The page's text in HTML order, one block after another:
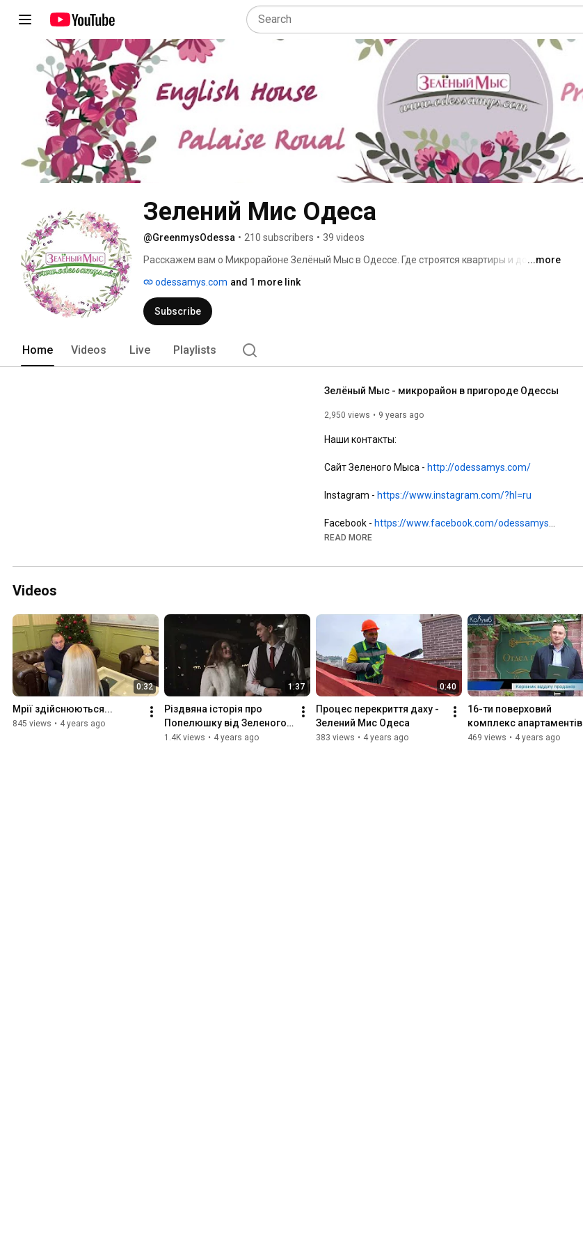
Зелений Мис Одеса
@GreenmysOdessa • 210 subscribers • 39 videos
Расскажем вам о Микрорайоне Зелёный Мыс в Одессе. Где строятся квартиры и дома с
качествам элитного жилья.
...more
odessamys.com and 1 more link
Subscribe
Home Videos Live Playlists
Зелёный Мыс - микрорайон в пригороде Одессы
2,950 views 9 years ago
Наши контакты:
Сайт Зеленого Мыса - http://odessamys.com/
Instagram - https://www.instagram.com/?hl=ru
Facebook - https://www.facebook.com/odessamys
Новостной портал - https://limanpravda.com/
Біо ферма  - http://bio-ferma.od.ua/
Олег Элли - https://olegelli.blogspot.com/
READ MORE
Videos
0:32
Мрії здійснюються...
845 views • 4 years ago
1:37
Різдвяна історія про
Попелюшку від Зеленого
Мису
1.4K views • 4 years ago
0:40
Процес перекриття даху -
Зелений Мис Одеса
383 views • 4 years ago
16-ти поверховий
комплекс апартаментів
«Колумб»
469 views • 4 years ago